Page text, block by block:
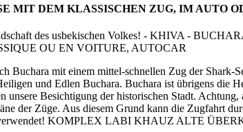
MIT DEM KLASSISCHEN ZUG, IM AUTO
Buchara mit einem mittel-schnellen Zug der
und Edlen Buchara. Buchara ist übrigens die
unsere Besichtigung der historischen Stadt.
der Züge. Aus diesem Grund kann die Zugfahrt
KOMPLEX LABI KHAUZ ALTE